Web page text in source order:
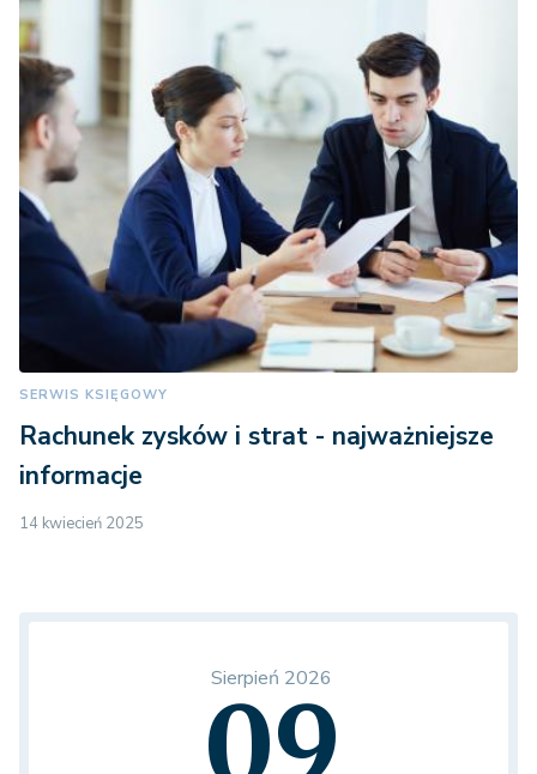
SERWIS KSIĘGOWY
Rachunek zysków i strat - najważniejsze
informacje
14 kwiecień 2025
Sierpień 2026
09